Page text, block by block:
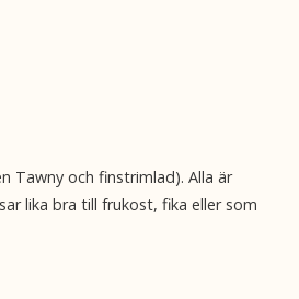
Tawny och finstrimlad). Alla är
lika bra till frukost, fika eller som